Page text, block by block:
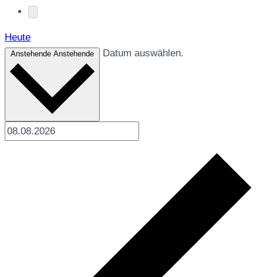
Heute
Anstehende Anstehende Datum auswählen.